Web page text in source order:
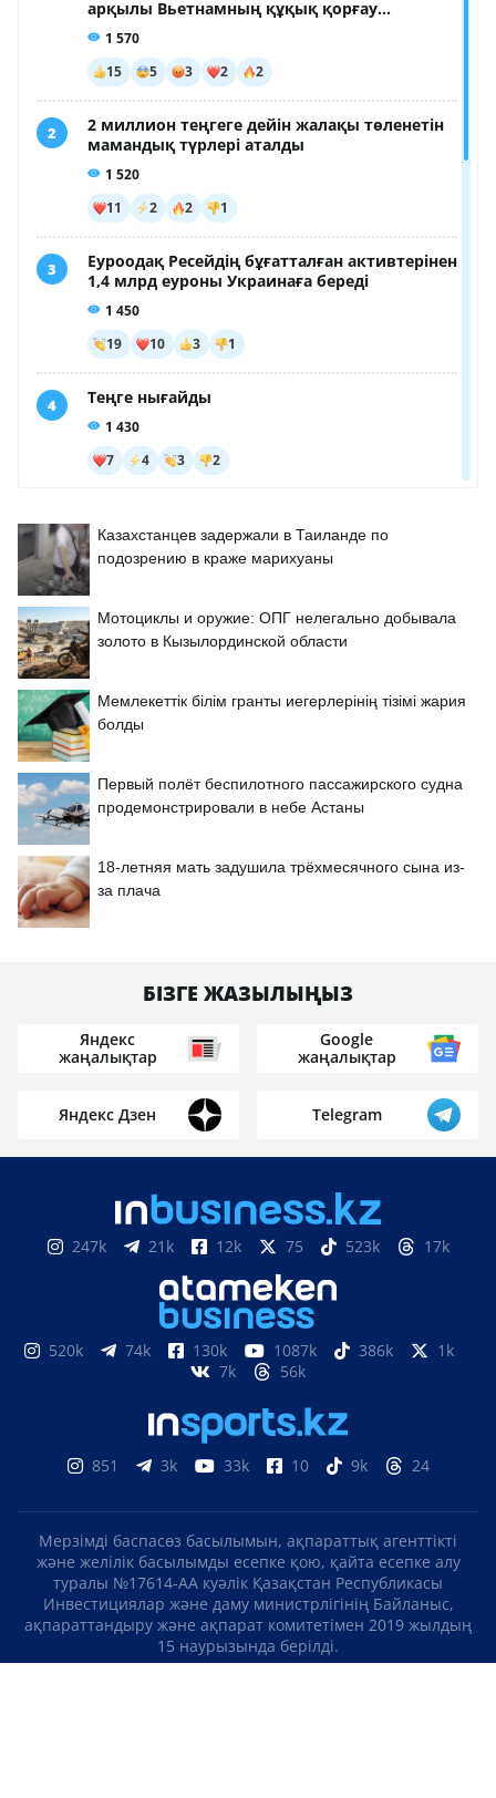
Казахстанцев задержали в Таиланде по
подозрению в краже марихуаны
Мотоциклы и оружие: ОПГ нелегально добывала
золото в Кызылординской области
Мемлекеттік білім гранты иегерлерінің тізімі жария
болды
Первый полёт беспилотного пассажирского судна
продемонстрировали в небе Астаны
18-летняя мать задушила трёхмесячного сына из-
за плача
БІЗГЕ ЖАЗЫЛЫҢЫЗ
Яндекс
жаңалықтар
Google
жаңалықтар
Яндекс Дзен Telegram
247k 21k 12k 75 523k 17k
520k 74k 130k 1087k 386k
1k
7k
56k
851 3k 33k 10 9k 24
Мерзімді баспасөз басылымын, ақпараттық агенттікті
және желілік басылымды есепке қою, қайта есепке алу
туралы №17614-АА куәлік Қазақстан Республикасы
Инвестициялар және даму министрлігінің Байланыс,
ақпараттандыру және ақпарат комитетімен 2019 жылдың
15 наурызында берілді.